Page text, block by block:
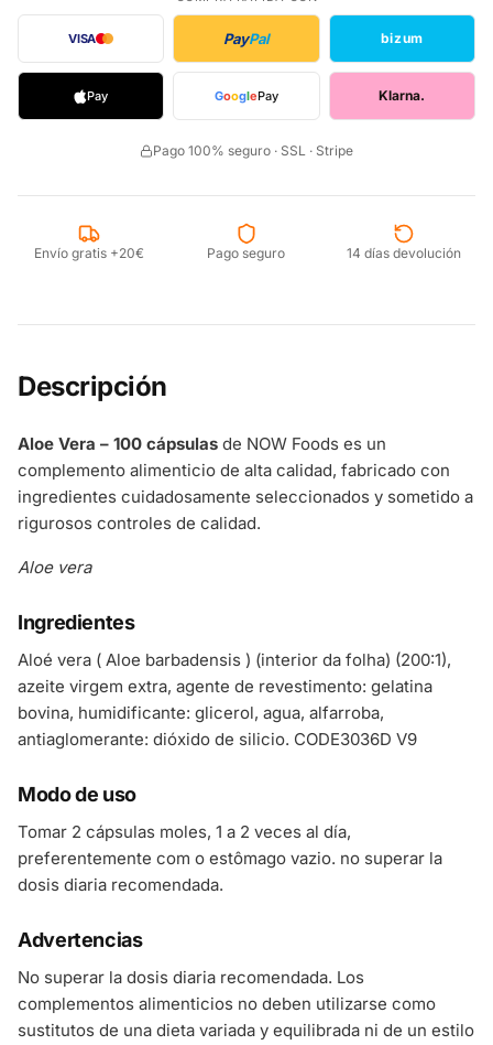
VISA PayPal bizum
Pay GooglePay Klarna.
Pago 100% seguro · SSL · Stripe
Envío gratis +20€ Pago seguro 14 días devolución
Descripción
Aloe Vera – 100 cápsulas de NOW Foods es un
complemento alimenticio de alta calidad, fabricado con
ingredientes cuidadosamente seleccionados y sometido a
rigurosos controles de calidad.
Aloe vera
Ingredientes
Aloé vera ( Aloe barbadensis ) (interior da folha) (200:1),
azeite virgem extra, agente de revestimento: gelatina
bovina, humidificante: glicerol, agua, alfarroba,
antiaglomerante: dióxido de silicio. CODE3036D V9
Modo de uso
Tomar 2 cápsulas moles, 1 a 2 veces al día,
preferentemente com o estômago vazio. no superar la
dosis diaria recomendada.
Advertencias
No superar la dosis diaria recomendada. Los
complementos alimenticios no deben utilizarse como
sustitutos de una dieta variada y equilibrada ni de un estilo